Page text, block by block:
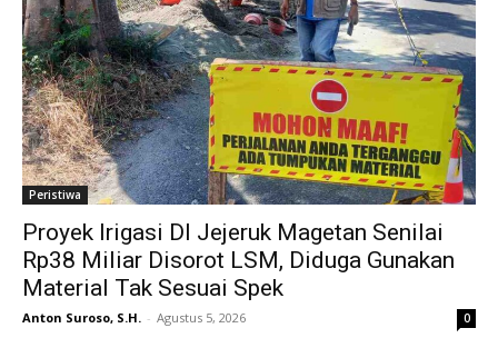
Peristiwa
Proyek Irigasi DI Jejeruk Magetan Senilai
Rp38 Miliar Disorot LSM, Diduga Gunakan
Material Tak Sesuai Spek
Anton Suroso, S.H. - Agustus 5, 2026 0